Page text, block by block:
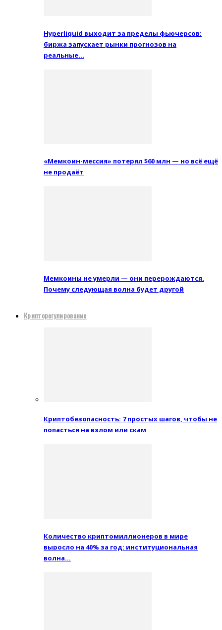
Hyperliquid выходит за пределы фьючерсов:
биржа запускает рынки прогнозов на
реальные…
«Мемкоин-мессия» потерял $60 млн — но всё ещё
не продаёт
Мемкоины не умерли — они перерождаются.
Почему следующая волна будет другой
Крипторегулирование
Криптобезопасность: 7 простых шагов, чтобы не
попасться на взлом или скам
Количество криптомиллионеров в мире
выросло на 40% за год: институциональная
волна…